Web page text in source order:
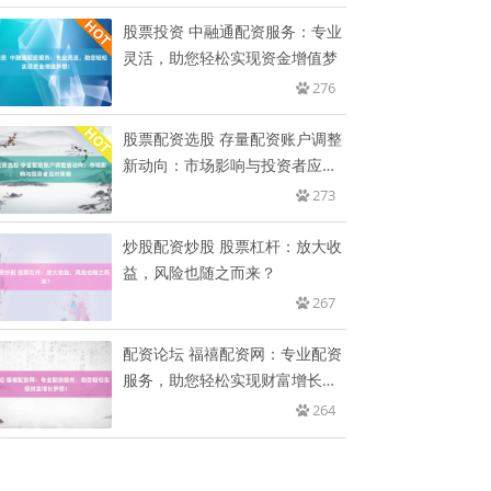
股票投资 中融通配资服务：专业
灵活，助您轻松实现资金增值梦
276
股票配资选股 存量配资账户调整
新动向：市场影响与投资者应对
273
炒股配资炒股 股票杠杆：放大收
益，风险也随之而来？
267
配资论坛 福禧配资网：专业配资
服务，助您轻松实现财富增长梦
264